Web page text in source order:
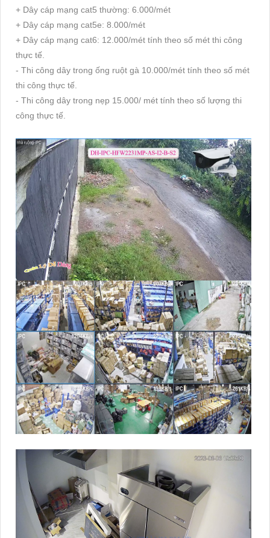
+ Dây cáp mạng cat5 thường: 6.000/mét
+ Dây cáp mạng cat5e: 8.000/mét
+ Dây cáp mạng cat6: 12.000/mét tính theo số mét thi công
thực tế.
- Thi công dây trong ống ruột gà 10.000/mét tính theo số mét
thi công thực tế.
- Thi công dây trong nẹp 15.000/ mét tính theo số lượng thi
công thực tế.